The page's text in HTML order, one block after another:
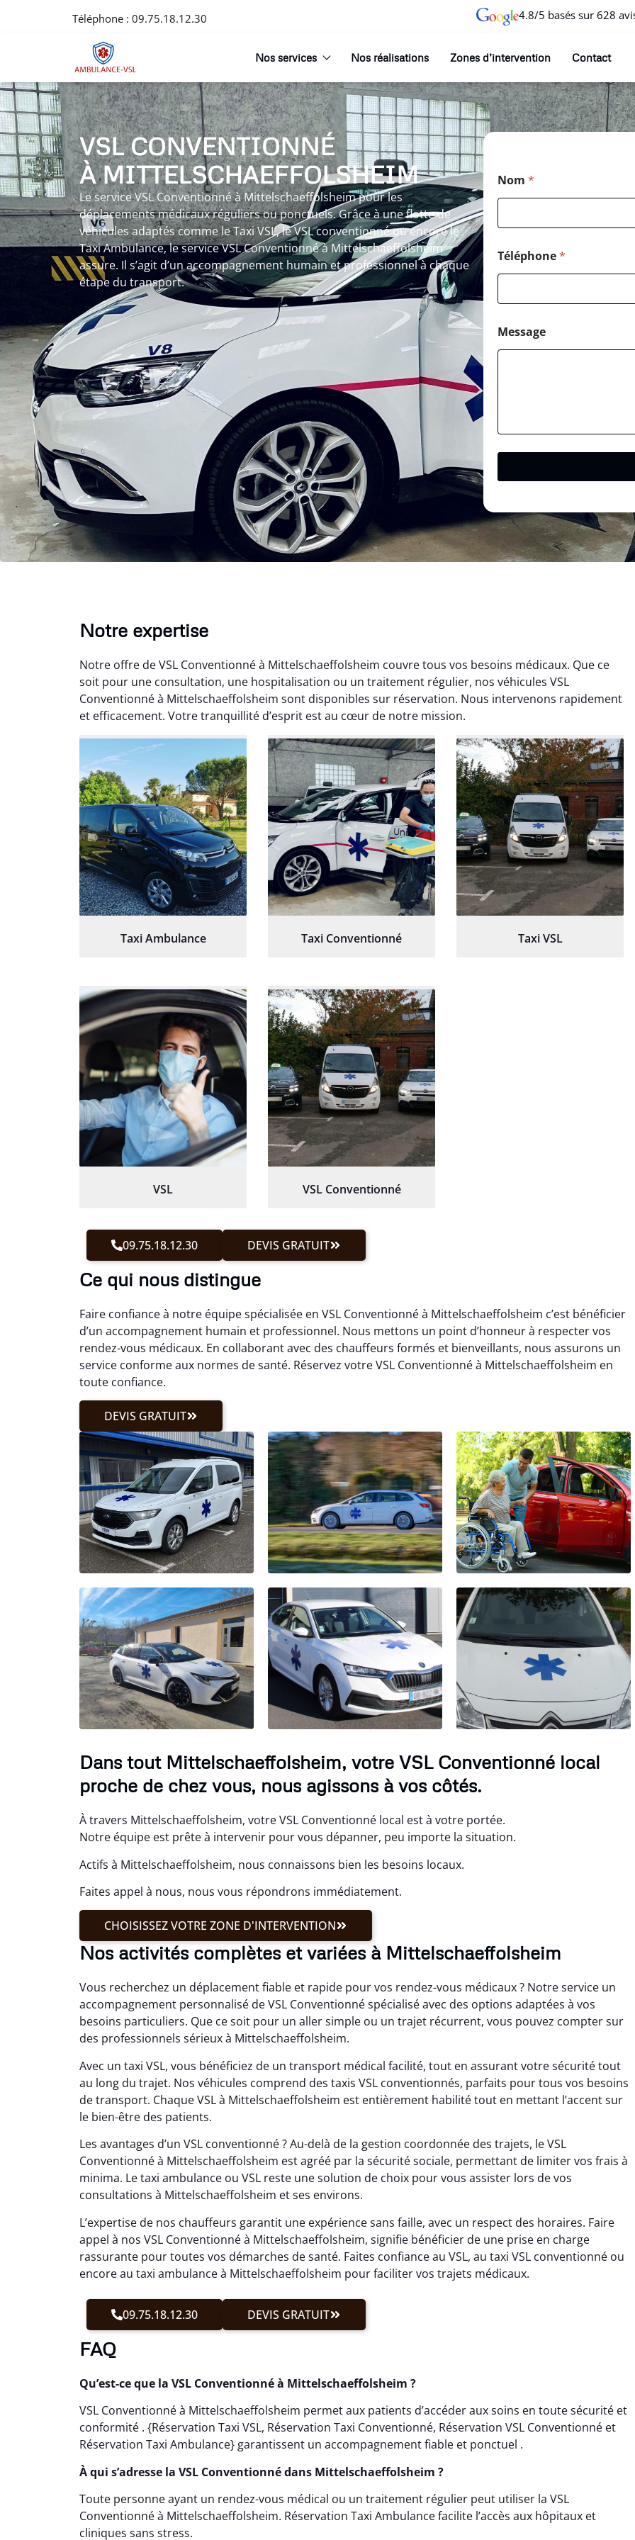
Téléphone : 09.75.18.12.30 4.8/5 basés sur 628
Nos services Nos réalisations Zones d’intervention Contact
VSL CONVENTIONNÉ
À MITTELSCHAEFFOLSHEIM
Le service VSL Conventionné à Mittelschaeffolsheim pour les
déplacements médicaux réguliers ou ponctuels. Grâce à une flotte de
véhicules adaptés comme le Taxi VSL, le VSL conventionné ou encore le
Taxi Ambulance, le service VSL Conventionné à Mittelschaeffolsheim
assure. Il s’agit d’un accompagnement humain et professionnel à chaque
étape du transport.
Nom *
Téléphone*
Message
Notre expertise
Notre offre de VSL Conventionné à Mittelschaeffolsheim couvre tous vos besoins médicaux. Que ce
soit pour une consultation, une hospitalisation ou un traitement régulier, nos véhicules VSL
Conventionné à Mittelschaeffolsheim sont disponibles sur réservation. Nous intervenons rapidement
et efficacement. Votre tranquillité d’esprit est au cœur de notre mission.
Taxi Ambulance Taxi Conventionné Taxi VSL
VSL VSL Conventionné
09.75.18.12.30 DEVIS GRATUIT
Ce qui nous distingue
Faire confiance à notre équipe spécialisée en VSL Conventionné à Mittelschaeffolsheim c’est bénéficier
d’un accompagnement humain et professionnel. Nous mettons un point d’honneur à respecter vos
rendez-vous médicaux. En collaborant avec des chauffeurs formés et bienveillants, nous assurons un
service conforme aux normes de santé. Réservez votre VSL Conventionné à Mittelschaeffolsheim en
toute confiance.
DEVIS GRATUIT
Dans tout Mittelschaeffolsheim, votre VSL Conventionné local
proche de chez vous, nous agissons à vos côtés.
À travers Mittelschaeffolsheim, votre VSL Conventionné local est à votre portée.
Notre équipe est prête à intervenir pour vous dépanner, peu importe la situation.
Actifs à Mittelschaeffolsheim, nous connaissons bien les besoins locaux.
Faites appel à nous, nous vous répondrons immédiatement.
CHOISISSEZ VOTRE ZONE D'INTERVENTION
Nos activités complètes et variées à Mittelschaeffolsheim
Vous recherchez un déplacement fiable et rapide pour vos rendez-vous médicaux ? Notre service un
accompagnement personnalisé de VSL Conventionné spécialisé avec des options adaptées à vos
besoins particuliers. Que ce soit pour un aller simple ou un trajet récurrent, vous pouvez compter sur
des professionnels sérieux à Mittelschaeffolsheim.
Avec un taxi VSL, vous bénéficiez de un transport médical facilité, tout en assurant votre sécurité tout
au long du trajet. Nos véhicules comprend des taxis VSL conventionnés, parfaits pour tous vos besoins
de transport. Chaque VSL à Mittelschaeffolsheim est entièrement habilité tout en mettant l’accent sur
le bien-être des patients.
Les avantages d’un VSL conventionné ? Au-delà de la gestion coordonnée des trajets, le VSL
Conventionné à Mittelschaeffolsheim est agréé par la sécurité sociale, permettant de limiter vos frais à
minima. Le taxi ambulance ou VSL reste une solution de choix pour vous assister lors de vos
consultations à Mittelschaeffolsheim et ses environs.
L’expertise de nos chauffeurs garantit une expérience sans faille, avec un respect des horaires. Faire
appel à nos VSL Conventionné à Mittelschaeffolsheim, signifie bénéficier de une prise en charge
rassurante pour toutes vos démarches de santé. Faites confiance au VSL, au taxi VSL conventionné ou
encore au taxi ambulance à Mittelschaeffolsheim pour faciliter vos trajets médicaux.
09.75.18.12.30 DEVIS GRATUIT
FAQ
Qu’est-ce que la VSL Conventionné à Mittelschaeffolsheim ?
VSL Conventionné à Mittelschaeffolsheim permet aux patients d’accéder aux soins en toute sécurité et
conformité . {Réservation Taxi VSL, Réservation Taxi Conventionné, Réservation VSL Conventionné et
Réservation Taxi Ambulance} garantissent un accompagnement fiable et ponctuel .
À qui s’adresse la VSL Conventionné dans Mittelschaeffolsheim ?
Toute personne ayant un rendez-vous médical ou un traitement régulier peut utiliser la VSL
Conventionné à Mittelschaeffolsheim. Réservation Taxi Ambulance facilite l’accès aux hôpitaux et
cliniques sans stress.
Arnaud Deschamps
30 janvier 2025
Très satisfait du transport,
tout s’est bien déroulé.
Chauffeur à l’écoute et
patient.
Jérémy Ferrand
8 septembre 2024
Transport ponctuel et
personnel très attentionné.
Très satisfait du service.